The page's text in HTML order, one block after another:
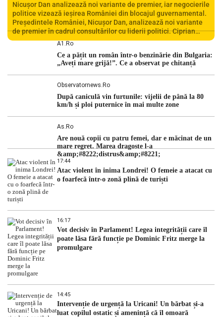
Nicușor Dan analizează noi variante de premier, iar negocierile
politice vizează ieșirea României din blocajul guvernamental.
Președintele României, Nicușor Dan, analizează noi variante
de premier în cadrul consultărilor cu liderii politici. Ciprian
Ciucu vorbește despre scenariul unui guvern tehnocrat și
analizează noi variante de premier România traversează […]
A1.ro
Ce a pățit un român într-o benzinărie din Bulgaria:
„Aveți mare grijă!”. Ce a observat pe chitanță
Observatornews.ro
După caniculă vin furtunile: vijelii de până la 80
km/h și ploi puternice în mai multe zone
As.ro
Are nouă copii cu patru femei, dar e măcinat de un
mare regret. Marea dragoste l-a
&amp;#8222;distrus&amp;#8221;
17:44
Atac violent în inima Londrei! O femeie a atacat cu
o foarfecă într-o zonă plină de turiști
16:17
Vot decisiv în Parlament! Legea integrității care îl
poate lăsa fără funcție pe Dominic Fritz merge la
promulgare
14:45
Intervenție de urgență la Uricani! Un bărbat și-a
luat copilul ostatic și amenință că îl omoară